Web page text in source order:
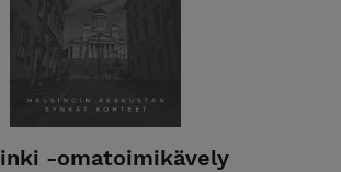
-omatoimikävely